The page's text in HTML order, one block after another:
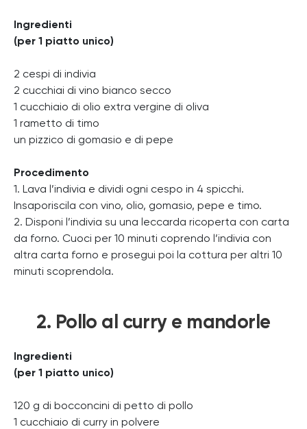
Ingredienti
(per 1 piatto unico)
2 cespi di indivia
2 cucchiai di vino bianco secco
1 cucchiaio di olio extra vergine di oliva
1 rametto di timo
un pizzico di gomasio e di pepe
Procedimento
1. Lava l’indivia e dividi ogni cespo in 4 spicchi.
Insaporiscila con vino, olio, gomasio, pepe e timo.
2. Disponi l’indivia su una leccarda ricoperta con carta
da forno. Cuoci per 10 minuti coprendo l’indivia con
altra carta forno e prosegui poi la cottura per altri 10
minuti scoprendola.
2. Pollo al curry e mandorle
Ingredienti
(per 1 piatto unico)
120 g di bocconcini di petto di pollo
1 cucchiaio di curry in polvere